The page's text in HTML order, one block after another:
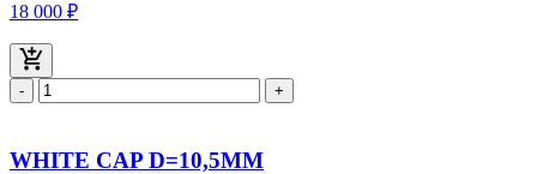
18 000 ₽
- +
WHITE CAP D=10,5MM